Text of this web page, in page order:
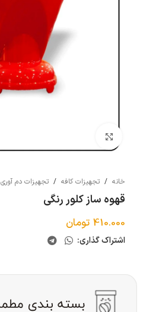
خانه / تجهیزات کافه / تجهیزات دم آوری
قهوه ساز کلور رنگی
410.000 تومان
اشتراک گذاری: